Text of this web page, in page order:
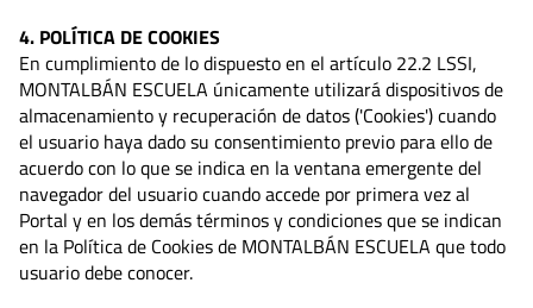
4. POLÍTICA DE COOKIES
En cumplimiento de lo dispuesto en el artículo 22.2 LSSI,
MONTALBÁN ESCUELA únicamente utilizará dispositivos de
almacenamiento y recuperación de datos ('Cookies') cuando
el usuario haya dado su consentimiento previo para ello de
acuerdo con lo que se indica en la ventana emergente del
navegador del usuario cuando accede por primera vez al
Portal y en los demás términos y condiciones que se indican
en la Política de Cookies de MONTALBÁN ESCUELA que todo
usuario debe conocer.